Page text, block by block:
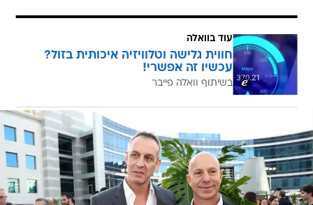
עוד בוואלה
חווית גלישה וטלוויזיה איכותית בזול?
עכשיו זה אפשרי!
בשיתוף וואלה פייבר